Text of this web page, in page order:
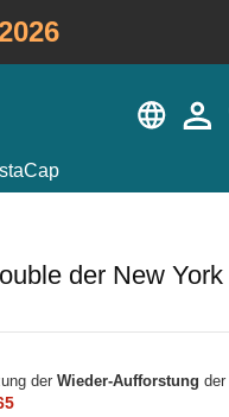
der New
der Wieder-Aufforstung